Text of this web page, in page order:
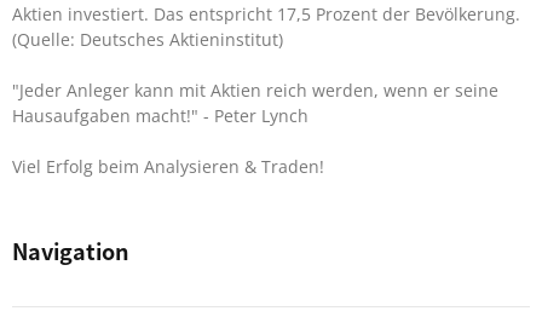
Aktien investiert. Das entspricht 17,5 Prozent der Bevölkerung.
(Quelle: Deutsches Aktieninstitut)
"Jeder Anleger kann mit Aktien reich werden, wenn er seine
Hausaufgaben macht!" - Peter Lynch
Viel Erfolg beim Analysieren & Traden!
Navigation